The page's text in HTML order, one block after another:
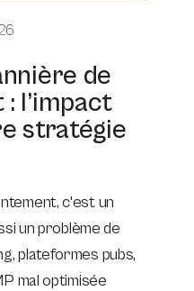
de
l’impact
stratégie
c'est un
un problème de
plateformes pubs,
mal optimisée